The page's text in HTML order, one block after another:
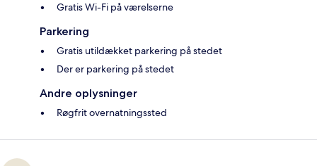
Gratis Wi-Fi på værelserne
Parkering
Gratis utildækket parkering på stedet
Der er parkering på stedet
Andre oplysninger
Røgfrit overnatningssted